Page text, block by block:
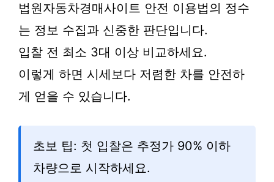
법원자동차경매사이트 안전 이용법의 정수
는 정보 수집과 신중한 판단입니다.
입찰 전 최소 3대 이상 비교하세요.
이렇게 하면 시세보다 저렴한 차를 안전하
게 얻을 수 있습니다.
초보 팁: 첫 입찰은 추정가 90% 이하
차량으로 시작하세요.